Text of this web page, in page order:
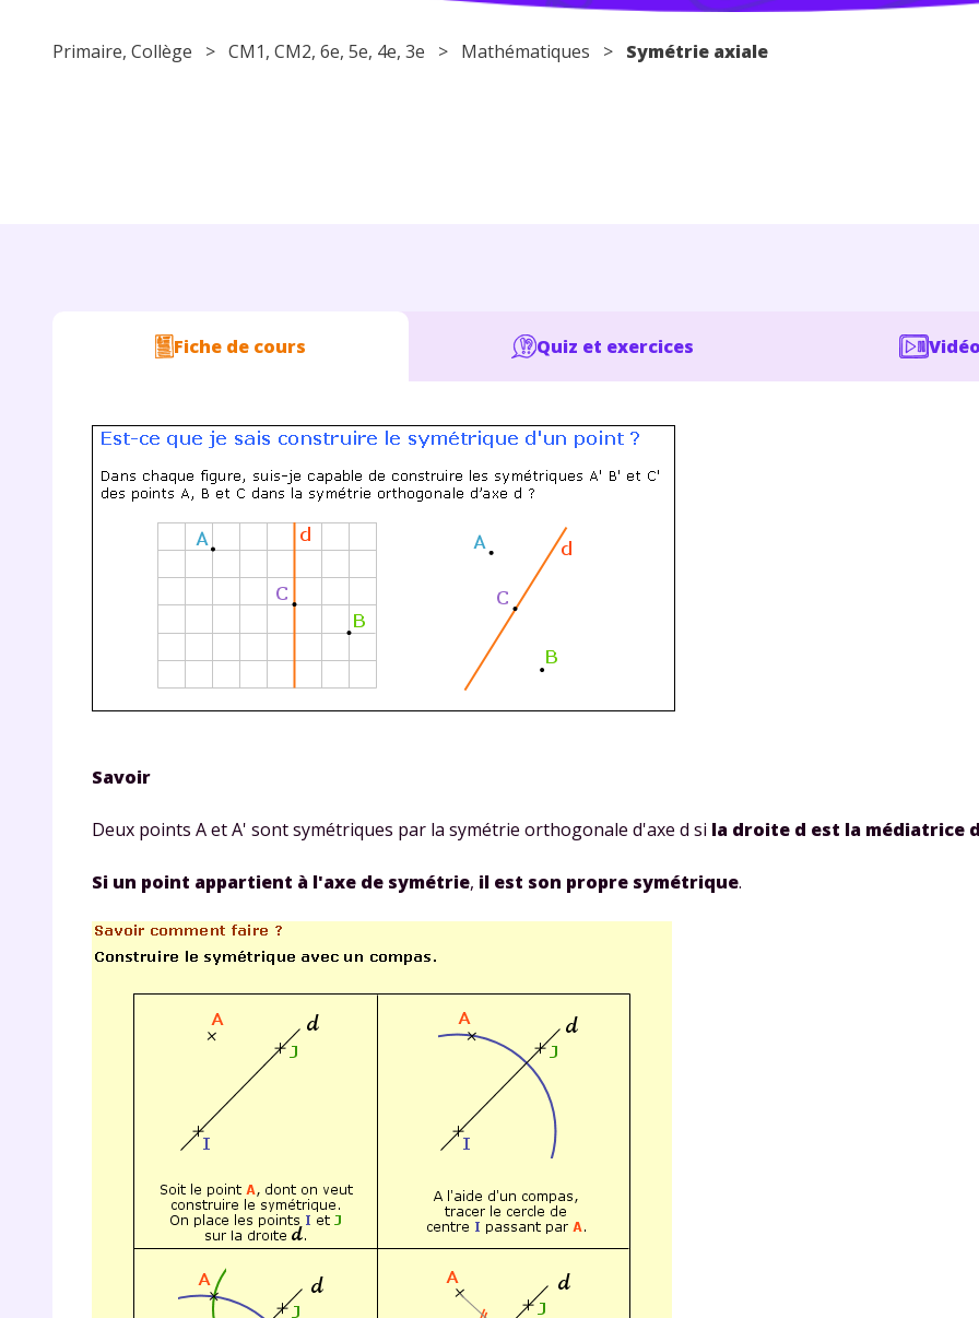
Primaire, Collège > CM1, CM2, 6e, 5e, 4e, 3e > Mathématiques > Symétrie axiale
Fiche de cours Quiz et exercices
Savoir
Deux points A et A' sont symétriques par la symétrie orthogonale d'axe d si la droite d est la médiatrice
Si un point appartient à l'axe de symétrie, il est son propre symétrique.